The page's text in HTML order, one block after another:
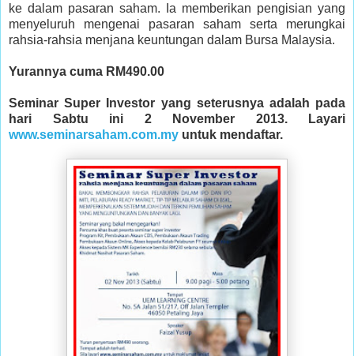
ke dalam pasaran saham. Ia memberikan pengisian yang
menyeluruh mengenai pasaran saham serta merungkai
rahsia-rahsia menjana keuntungan dalam Bursa Malaysia.
Yurannya cuma RM490.00
Seminar Super Investor yang seterusnya adalah pada
hari Sabtu ini 2 November 2013. Layari
www.seminarsaham.com.my untuk mendaftar.